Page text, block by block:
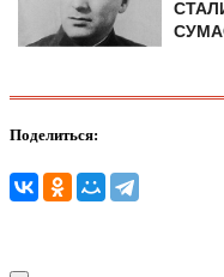
Поделиться: